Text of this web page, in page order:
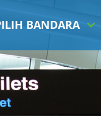
BANDARA